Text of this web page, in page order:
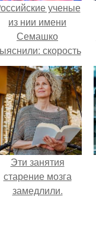
ученые
из нии имени
Семашко
скорость
напрямую
зависит от
сосудов
и работы сердца.
Эти занятия
старение мозга
замедлили.